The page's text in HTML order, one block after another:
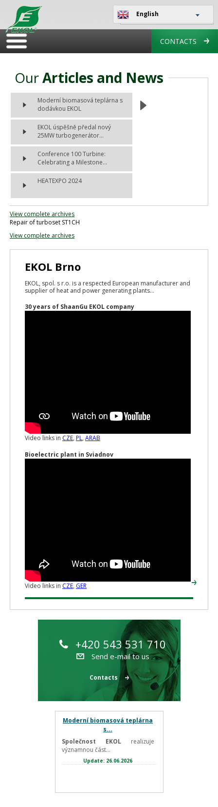
English
CONTACTS
OurArticles and News
Moderní biomasová teplárna s
dodávkou EKOL
EKOL úspěšně předal nový
25MW turbogenerátor...
Conference 100 Turbine:
Celebrating a Milestone...
HEATEXPO 2024
View complete archives
Repair of turboset ST1CH
View complete archives
EKOL Brno
EKOL, spol. s r.o. is a respected European manufacturer and
supplier of heat and power generating plants...
30 years of ShaanGu EKOL company
Video links in CZE, PL, ARAB
Bioelectric plant in Sviadnov
Video links in CZE, GER
+420 543 531 710
Send e-mail to us
Contacts
Moderní biomasová teplárna
s...
Společnost EKOLrealizuje
významnou část...
Update: 26.06.2026